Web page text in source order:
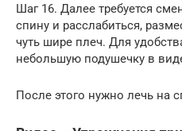
Шаг 16. Далее требуется
спину и расслабиться,
чуть шире плеч. Для
небольшую подушечку в
После этого нужно лечь на